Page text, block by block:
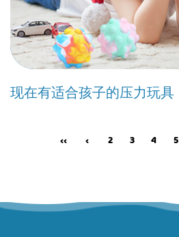
现在有适合孩子的压力玩具
‹‹ ‹ 2 3 4 5